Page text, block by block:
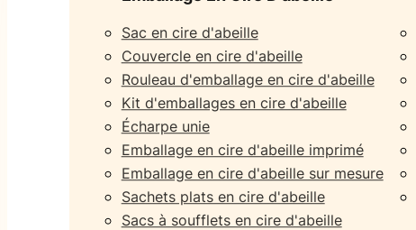
Sac en cire d'abeille
Couvercle en cire d'abeille
Rouleau d'emballage en cire d'abeille
Kit d'emballages en cire d'abeille
Écharpe unie
Emballage en cire d'abeille imprimé
Emballage en cire d'abeille sur mesure
Sachets plats en cire d'abeille
Sacs à soufflets en cire d'abeille